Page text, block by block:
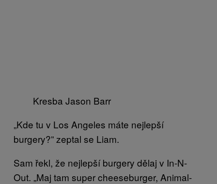
Kresba Jason Barr
„Kde tu v Los Angeles máte nejlepší
burgery?” zeptal se Liam.
Sam řekl, že nejlepší burgery dělaj v In-N-
Out. „Maj tam super cheeseburger, Animal-